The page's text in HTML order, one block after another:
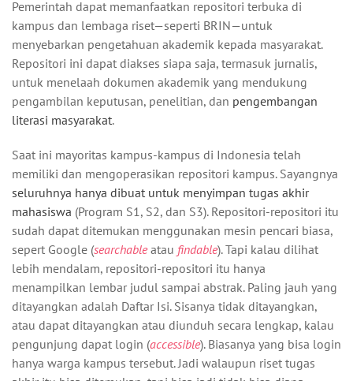
Pemerintah dapat memanfaatkan repositori terbuka di
kampus dan lembaga riset—seperti BRIN—untuk
menyebarkan pengetahuan akademik kepada masyarakat.
Repositori ini dapat diakses siapa saja, termasuk jurnalis,
untuk menelaah dokumen akademik yang mendukung
pengambilan keputusan, penelitian, dan pengembangan
literasi masyarakat.
Saat ini mayoritas kampus-kampus di Indonesia telah
memiliki dan mengoperasikan repositori kampus. Sayangnya
seluruhnya hanya dibuat untuk menyimpan tugas akhir
mahasiswa (Program S1, S2, dan S3). Repositori-repositori itu
sudah dapat ditemukan menggunakan mesin pencari biasa,
sepert Google (searchableatau findable). Tapi kalau dilihat
lebih mendalam, repositori-repositori itu hanya
menampilkan lembar judul sampai abstrak. Paling jauh yang
ditayangkan adalah Daftar Isi. Sisanya tidak ditayangkan,
atau dapat ditayangkan atau diunduh secara lengkap, kalau
pengunjung dapat login (accessible). Biasanya yang bisa login
hanya warga kampus tersebut. Jadi walaupun riset tugas